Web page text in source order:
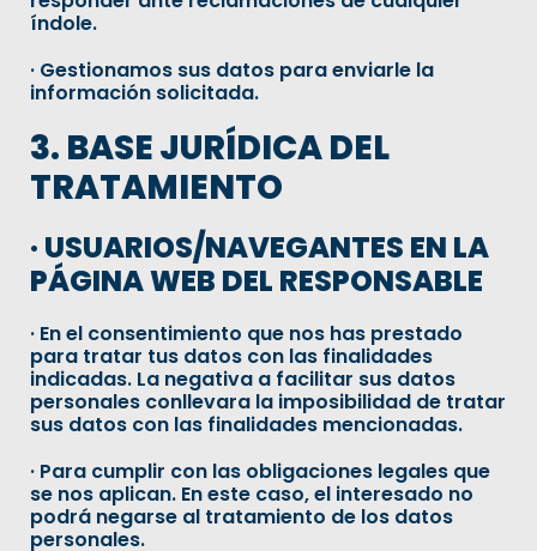
índole.
· Gestionamos sus datos para enviarle la
información solicitada.
3. BASE JURÍDICA DEL
TRATAMIENTO
· USUARIOS/NAVEGANTES EN LA
PÁGINA WEB DEL RESPONSABLE
· En el consentimiento que nos has prestado
para tratar tus datos con las finalidades
indicadas. La negativa a facilitar sus datos
personales conllevara la imposibilidad de tratar
sus datos con las finalidades mencionadas.
· Para cumplir con las obligaciones legales que
se nos aplican. En este caso, el interesado no
podrá negarse al tratamiento de los datos
personales.